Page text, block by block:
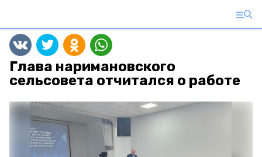
Глава наримановского
сельсовета отчитался о работе